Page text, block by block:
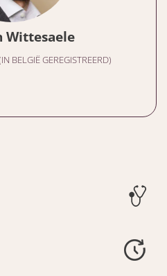
Wittesaele
BELGIË GEREGISTREERD)